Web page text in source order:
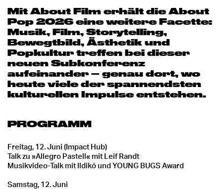
Mit About Film erhält die About
Pop 2026 eine weitere Facette:
Musik, Film, Storytelling,
Bewegtbild, Ästhetik und
Popkultur treffen bei dieser
neuen Subkonferenz
aufeinander – genau dort, wo
heute viele der spannendsten
kulturellen Impulse entstehen.
PROGRAMM
Freitag, 12. Juni (Impact Hub)
Talk zu »Allegro Pastell« mit Leif Randt
Musikvideo-Talk mit lldikó und YOUNG BUGS Award
Samstag, 12. Juni